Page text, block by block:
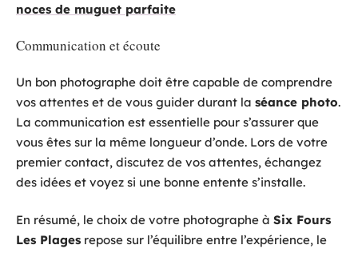
noces de muguet parfaite
Communication et écoute
Un bon photographe doit être capable de comprendre
vos attentes et de vous guider durant la séance photo.
La communication est essentielle pour s’assurer que
vous êtes sur la même longueur d’onde. Lors de votre
premier contact, discutez de vos attentes, échangez
des idées et voyez si une bonne entente s’installe.
En résumé, le choix de votre photographe à Six Fours
Les Plages repose sur l’équilibre entre l’expérience, le